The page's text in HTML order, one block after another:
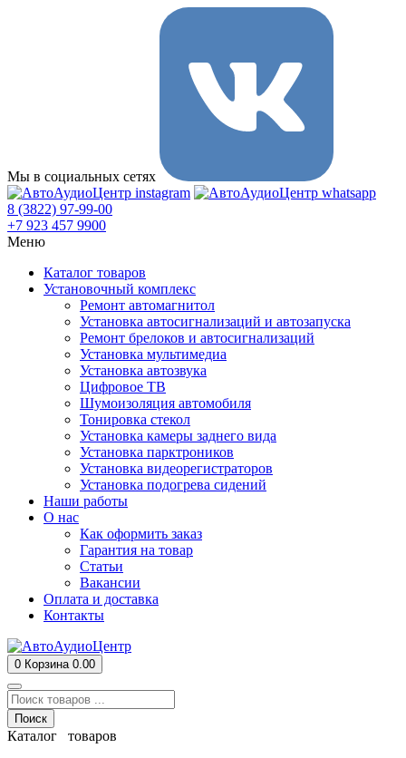
Мы в социальных сетях
8 (3822) 97-99-00
+7 923 457 9900
Меню
Каталог товаров
Установочный комплекс
Ремонт автомагнитол
Установка автосигнализаций и автозапуска
Ремонт брелоков и автосигнализаций
Установка мультимедиа
Установка автозвука
Цифровое ТВ
Шумоизоляция автомобиля
Тонировка стекол
Установка камеры заднего вида
Установка парктроников
Установка видеорегистраторов
Установка подогрева сидений
Наши работы
О нас
Как оформить заказ
Гарантия на товар
Статьи
Вакансии
Оплата и доставка
Контакты
0 Корзина 0.00
Поиск
Каталог товаров